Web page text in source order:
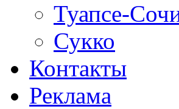
Туапсе-
Сукко
Контакты
Реклама